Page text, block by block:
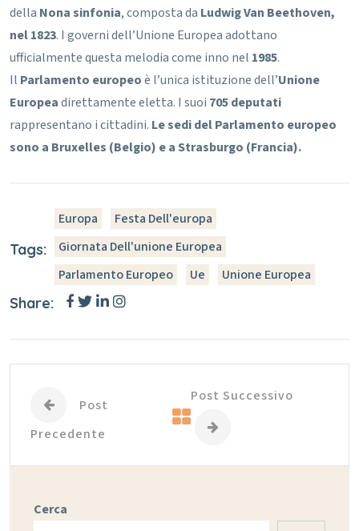
della Nona sinfonia, composta da Ludwig Van Beethoven,
nel 1823. I governi dell’Unione Europea adottano
ufficialmente questa melodia come inno nel 1985.
Il Parlamento europeoè l’unica istituzione dell’Unione
Europeadirettamente eletta. I suoi 705 deputati
rappresentano i cittadini. Le sedi del Parlamento europeo
sono a Bruxelles (Belgio) e a Strasburgo (Francia).
Tags:
Europa
Festa Dell'europa
Giornata Dell'unione Europea
Parlamento Europeo
Ue Unione Europea
Share:
Post
Precedente
Post Successivo
Cerca